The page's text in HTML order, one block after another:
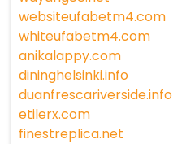
websiteufabetm4.com
whiteufabetm4.com
anikalappy.com
dininghelsinki.info
duanfrescariverside.info
etilerx.com
finestreplica.net